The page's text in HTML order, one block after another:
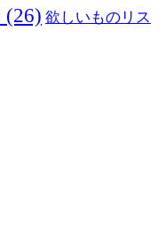
(26) 欲しいものリス